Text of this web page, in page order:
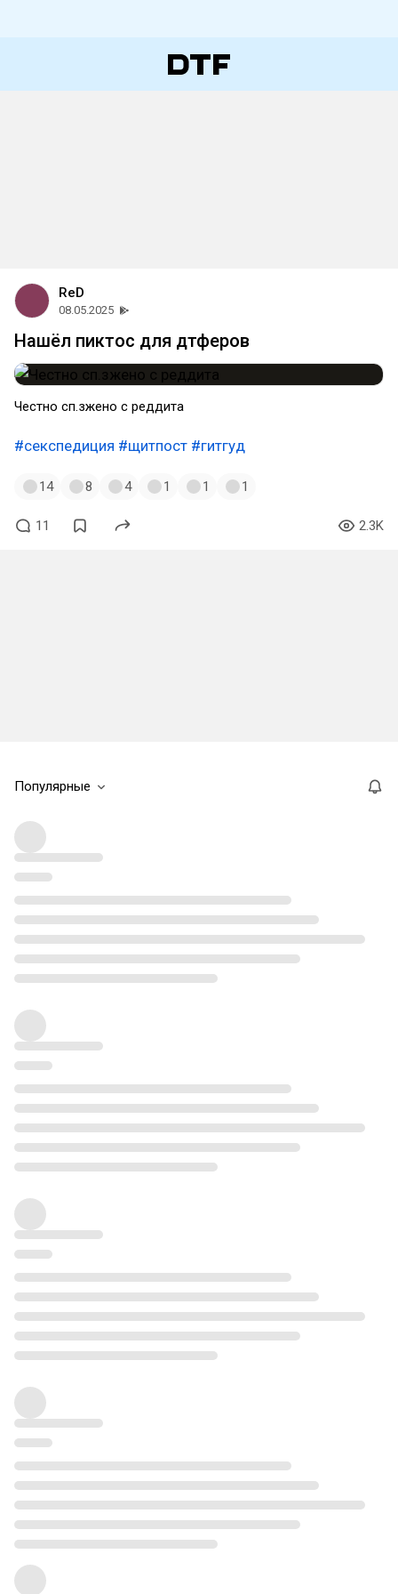
ReD
08.05.2025
Нашёл пиктос для дтферов
Честно сп.зжено с реддита
#секспедиция #щитпост #гитгуд
14 8 4 1 1 1
11 2.3K
Популярные